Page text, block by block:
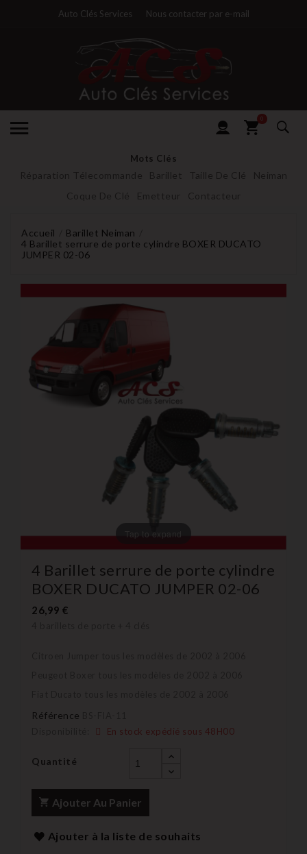
Auto Clés Services Nous contacter par e-mail
0
Mots Clés
Réparation Télecommande Barillet Taille De Clé
Neiman
Coque De Clé
Emetteur Contacteur
Accueil
Barillet Neiman
4 Barillet serrure de porte cylindre BOXER DUCATO
JUMPER 02-06
Tap to expand
4 Barillet serrure de porte cylindre
BOXER DUCATO JUMPER 02-06
26,99 €
Référence
En stock expédié sous 48H00
Quantité
Ajouter Au Panier
Ajouter à la liste de souhaits